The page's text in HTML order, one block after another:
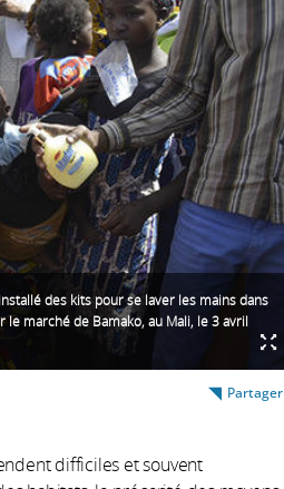
des kits pour se laver les mains dans
marché de Bamako, au Mali, le 3 avril
Partager
difficiles et souvent